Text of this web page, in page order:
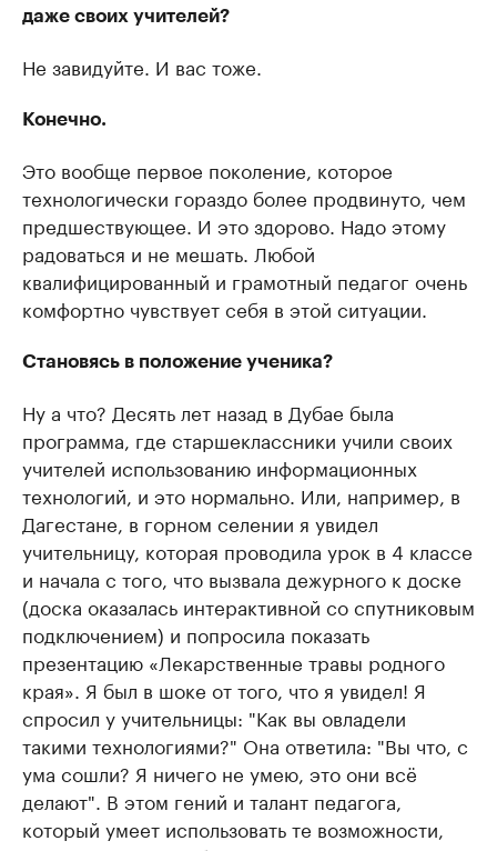
даже своих учителей?
Не завидуйте. И вас тоже.
Конечно.
Это вообще первое поколение, которое
технологически гораздо более продвинуто, чем
предшествующее. И это здорово. Надо этому
радоваться и не мешать. Любой
квалифицированный и грамотный педагог очень
комфортно чувствует себя в этой ситуации.
Становясь в положение ученика?
Ну а что? Десять лет назад в Дубае была
программа, где старшеклассники учили своих
учителей использованию информационных
технологий, и это нормально. Или, например, в
Дагестане, в горном селении я увидел
учительницу, которая проводила урок в 4 классе
и начала с того, что вызвала дежурного к доске
(доска оказалась интерактивной со спутниковым
подключением) и попросила показать
презентацию «Лекарственные травы родного
края». Я был в шоке от того, что я увидел! Я
спросил у учительницы: "Как вы овладели
такими технологиями?" Она ответила: "Вы что, с
ума сошли? Я ничего не умею, это они всё
делают". В этом гений и талант педагога,
который умеет использовать те возможности,